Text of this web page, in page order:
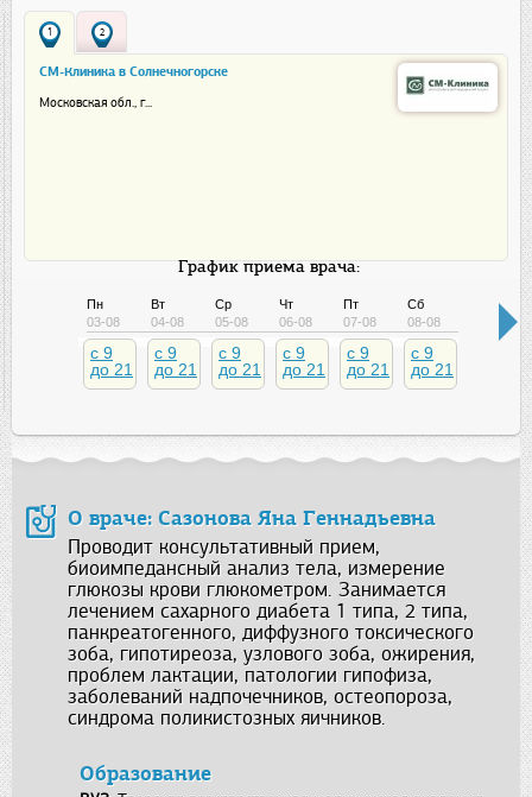
1 2
СМ-Клиника в Солнечногорске
Московская обл., г...
График приема врача:
Пн
03-08
c 9
до 21
Вт
04-08
c 9
до 21
Ср
05-08
c 9
до 21
Чт
06-08
c 9
до 21
Пт
07-08
c 9
до 21
Сб
08-08
c 9
до 21
О враче: Сазонова Яна Геннадьевна
Проводит консультативный прием,
биоимпедансный анализ тела, измерение
глюкозы крови глюкометром. Занимается
лечением сахарного диабета 1 типа, 2 типа,
панкреатогенного, диффузного токсического
зоба, гипотиреоза, узлового зоба, ожирения,
проблем лактации, патологии гипофиза,
заболеваний надпочечников, остеопороза,
синдрома поликистозных яичников.
Образование